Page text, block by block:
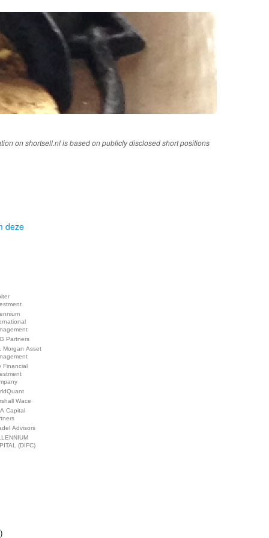
on shortsell.nl is based on publicly disclosed short positions
deze
Partners
Morgan Asset
Financial
Wace
Capital
Advisors
(DIFC)